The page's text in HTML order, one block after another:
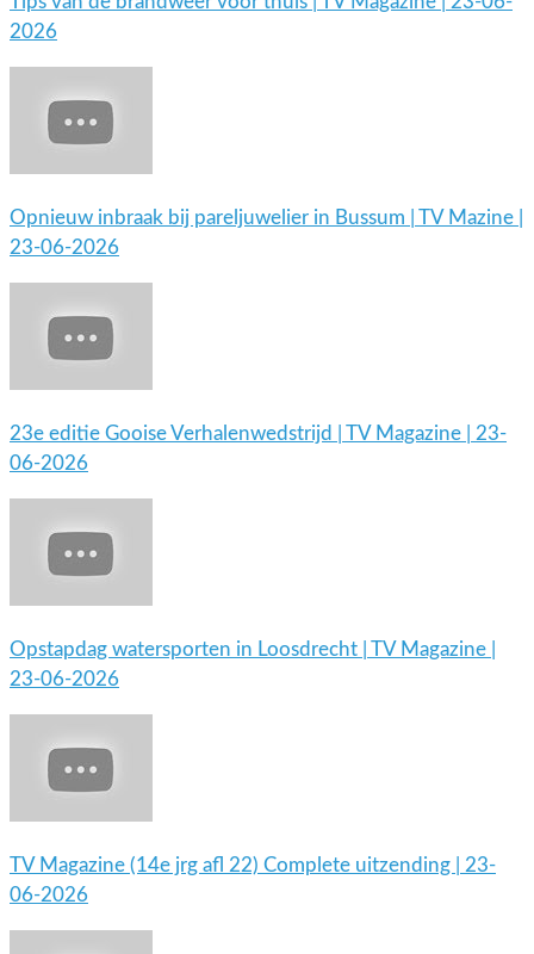
2026
Opnieuw inbraak bij pareljuwelier in Bussum | TV Mazine |
23-06-2026
23e editie Gooise Verhalenwedstrijd | TV Magazine | 23-
06-2026
Opstapdag watersporten in Loosdrecht | TV Magazine |
23-06-2026
TV Magazine (14e jrg afl 22) Complete uitzending | 23-
06-2026